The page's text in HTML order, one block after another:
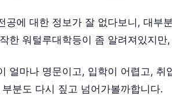
공에 대한 정보가 잘 없다보니, 대부
한 워털루대학등이 좀 알려져있지만,
얼마나 명문이고, 입학이 어렵고, 취
분도 다시 짚고 넘어가볼까합니다.